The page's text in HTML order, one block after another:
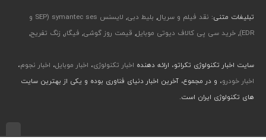
تبلیغات متنی: نقد فیلم و سریال, بلیط دبی,
لایسنس symantec ses (SEP و
EDR)
, خرید سی پی کالاف دیوتی موبایل, قیمت روز گوشی, فیگار, زنگ تفریح,
سایت اخبار تکنولوژی تکراتو، ارائه دهنده اخبار تکنولوژی، اخبار موبایل، اخبار نجوم،
اخبار خودرو، و در مجموع، آخرین اخبار دنیای فناوری بوده و یکی از بهترین سایت
های تکنولوژی ایران است.